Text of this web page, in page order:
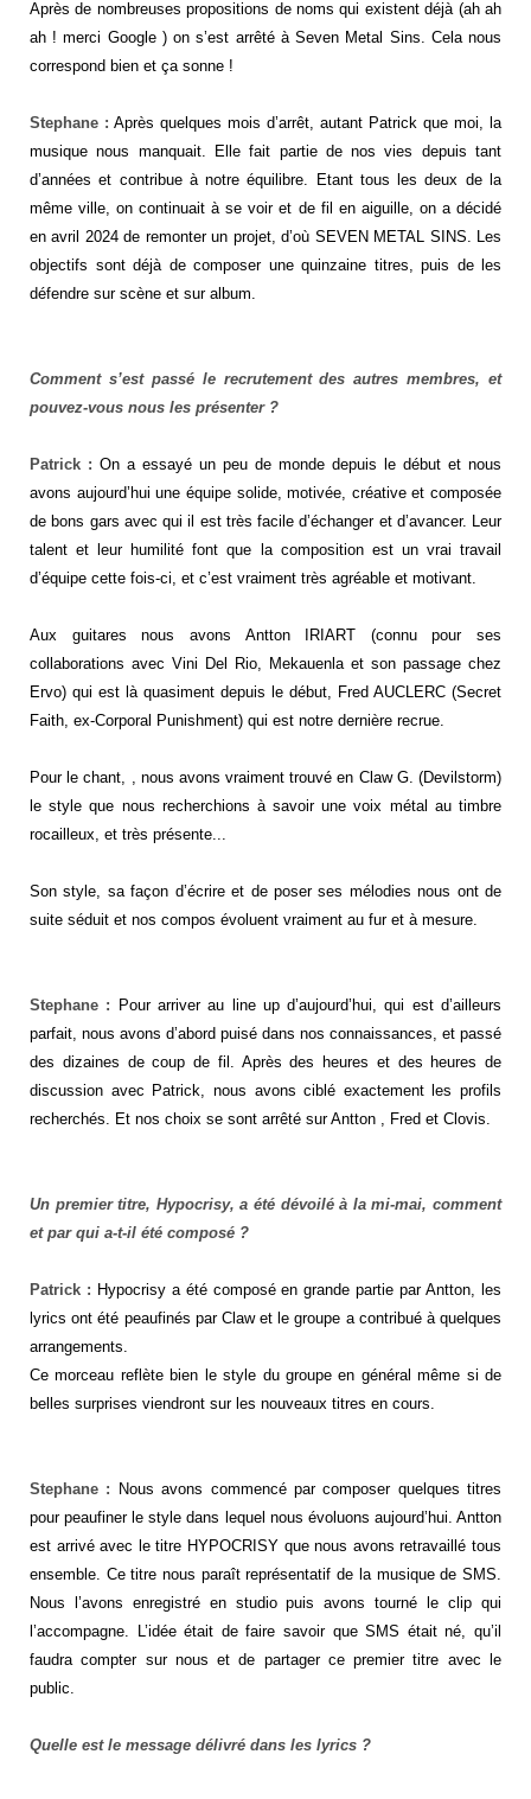
Après de nombreuses propositions de noms qui existent déjà (ah ah
ah ! merci Google ) on s’est arrêté à Seven Metal Sins. Cela nous
correspond bien et ça sonne !
Stephane : Après quelques mois d’arrêt, autant Patrick que moi, la
musique nous manquait. Elle fait partie de nos vies depuis tant
d’années et contribue à notre équilibre. Etant tous les deux de la
même ville, on continuait à se voir et de fil en aiguille, on a décidé
en avril 2024 de remonter un projet, d’où SEVEN METAL SINS. Les
objectifs sont déjà de composer une quinzaine titres, puis de les
défendre sur scène et sur album.
Comment s’est passé le recrutement des autres membres, et
pouvez-vous nous les présenter ?
Patrick : On a essayé un peu de monde depuis le début et nous
avons aujourd’hui une équipe solide, motivée, créative et composée
de bons gars avec qui il est très facile d’échanger et d’avancer. Leur
talent et leur humilité font que la composition est un vrai travail
d’équipe cette fois-ci, et c’est vraiment très agréable et motivant.
Aux guitares nous avons Antton IRIART (connu pour ses
collaborations avec Vini Del Rio, Mekauenla et son passage chez
Ervo) qui est là quasiment depuis le début, Fred AUCLERC (Secret
Faith, ex-Corporal Punishment) qui est notre dernière recrue.
Pour le chant, , nous avons vraiment trouvé en Claw G. (Devilstorm)
le style que nous recherchions à savoir une voix métal au timbre
rocailleux, et très présente...
Son style, sa façon d’écrire et de poser ses mélodies nous ont de
suite séduit et nos compos évoluent vraiment au fur et à mesure.
Stephane : Pour arriver au line up d’aujourd’hui, qui est d’ailleurs
parfait, nous avons d’abord puisé dans nos connaissances, et passé
des dizaines de coup de fil. Après des heures et des heures de
discussion avec Patrick, nous avons ciblé exactement les profils
recherchés. Et nos choix se sont arrêté sur Antton , Fred et Clovis.
Un premier titre, Hypocrisy, a été dévoilé à la mi-mai, comment
et par qui a-t-il été composé ?
Patrick : Hypocrisy a été composé en grande partie par Antton, les
lyrics ont été peaufinés par Claw et le groupe a contribué à quelques
arrangements.
Ce morceau reflète bien le style du groupe en général même si de
belles surprises viendront sur les nouveaux titres en cours.
Stephane : Nous avons commencé par composer quelques titres
pour peaufiner le style dans lequel nous évoluons aujourd’hui. Antton
est arrivé avec le titre HYPOCRISY que nous avons retravaillé tous
ensemble. Ce titre nous paraît représentatif de la musique de SMS.
Nous l’avons enregistré en studio puis avons tourné le clip qui
l’accompagne. L’idée était de faire savoir que SMS était né, qu’il
faudra compter sur nous et de partager ce premier titre avec le
public.
Quelle est le message délivré dans les lyrics ?